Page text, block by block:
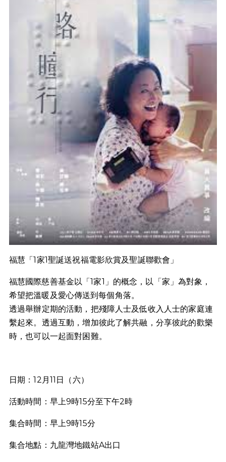
福慧「1家1聖誕送祝福電影欣賞及聖誕聯歡會」
福慧國際慈善基金以「1家1」的概念，以「家」為對象，
希望把溫暖及愛心傳送到每個角落。
透過舉辦定期的活動，把殘障人士及低收入人士的家庭連
繫起來。透過互動，增加彼此了解共融，分享彼此的歡樂
時，也可以一起面對困難。
日期：12月11日（六）
活動時間：早上9時15分至下午2時
集合時間：早上9時15分
集合地點：九龍灣地鐵站A出口